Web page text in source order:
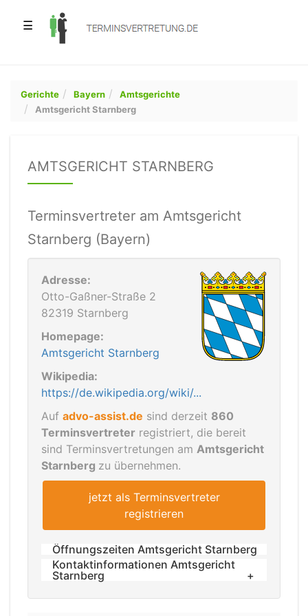
☰
Gerichte Bayern
Amtsgerichte
Amtsgericht Starnberg
AMTSGERICHT STARNBERG
Terminsvertreter am Amtsgericht
Starnberg (Bayern)
Adresse:
Otto-Gaßner-Straße 2
82319 Starnberg
Homepage:
Amtsgericht Starnberg
Wikipedia:
https://de.wikipedia.org/wiki/...
Auf advo-assist.de sind derzeit 860
Terminsvertreter registriert, die bereit
sind Terminsvertretungen am Amtsgericht
Starnberg zu übernehmen.
jetzt als Terminsvertreter
registrieren
Öffnungszeiten Amtsgericht Starnberg
Öffnungs- und Sprechzeiten
Montag bis Freitag (Verwahrung von
Kontaktinformationen Amtsgericht
Starnberg